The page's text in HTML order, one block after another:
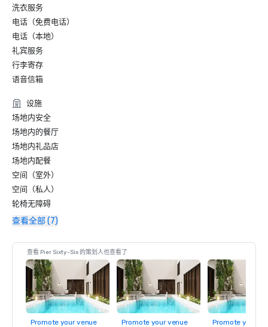
洗衣服务
电话（免费电话）
电话（本地）
礼宾服务
行李寄存
语音信箱
设施
场地内安全
场地内的餐厅
场地内礼品店
场地内配餐
空间（室外）
空间（私人）
轮椅无障碍
查看全部 (7)
查看 Pier Sixty-Six 的策划人也查看了
Promote your venue Promote your venue Promote your